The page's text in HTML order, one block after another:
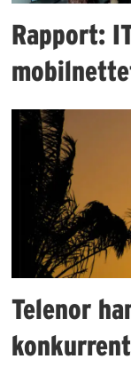
Rapport:
Telenor